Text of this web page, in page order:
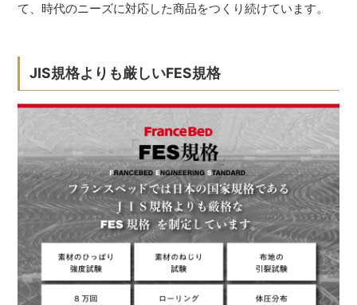
て、時代のニーズに対応した商品をつくり続けています。
JIS規格よりも厳しいFES規格